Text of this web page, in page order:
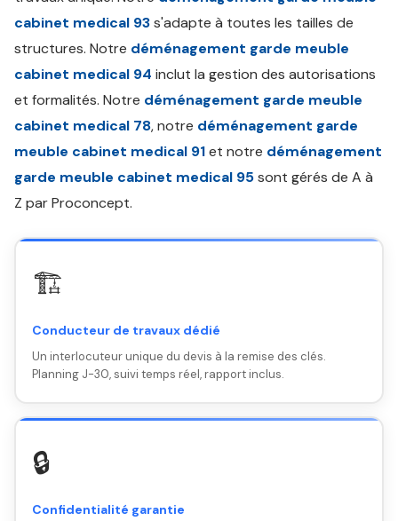
cabinet medical 93s'adapte à toutes les tailles de
structures. Notre déménagement garde meuble
cabinet medical 94 inclut la gestion des autorisations
et formalités. Notre déménagement garde meuble
cabinet medical 78, notre déménagement garde
meuble cabinet medical 91et notre déménagement
garde meuble cabinet medical 95sont gérés de A à
Z par Proconcept.
🏗️
Conducteur de travaux dédié
Un interlocuteur unique du devis à la remise des clés.
Planning J-30, suivi temps réel, rapport inclus.
🔒
Confidentialité garantie